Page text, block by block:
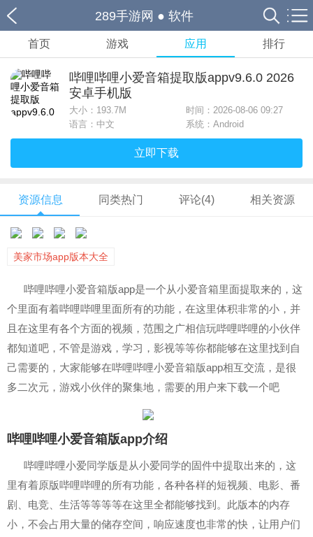
289手游网 ● 软件
首页 游戏 应用 排行
哔哩哔哩小爱音箱提取版appv9.6.0 2026
安卓手机版
大小： 193.7M
时间：2026-08-06 09:27
语言：中文
系统：Android
立即下载
资源信息 同类热门 评论(4) 相关资源
美家市场app版本大全
哔哩哔哩小爱音箱版app是一个从小爱音箱里面提取来的，这
个里面有着哔哩哔哩里面所有的功能，在这里体积非常的小，并
且在这里有各个方面的视频，范围之广相信玩哔哩哔哩的小伙伴
都知道吧，不管是游戏，学习，影视等等你都能够在这里找到自
己需要的，大家能够在哔哩哔哩小爱音箱版app相互交流，是很
多二次元，游戏小伙伴的聚集地，需要的用户来下载一个吧
哔哩哔哩小爱音箱版app介绍
哔哩哔哩小爱同学版是从小爱同学的固件中提取出来的，这
里有着原版哔哩哔哩的所有功能，各种各样的短视频、电影、番
剧、电竞、生活等等等等在这里全都能够找到。此版本的内存
小，不会占用大量的储存空间，响应速度也非常的快，让用户们